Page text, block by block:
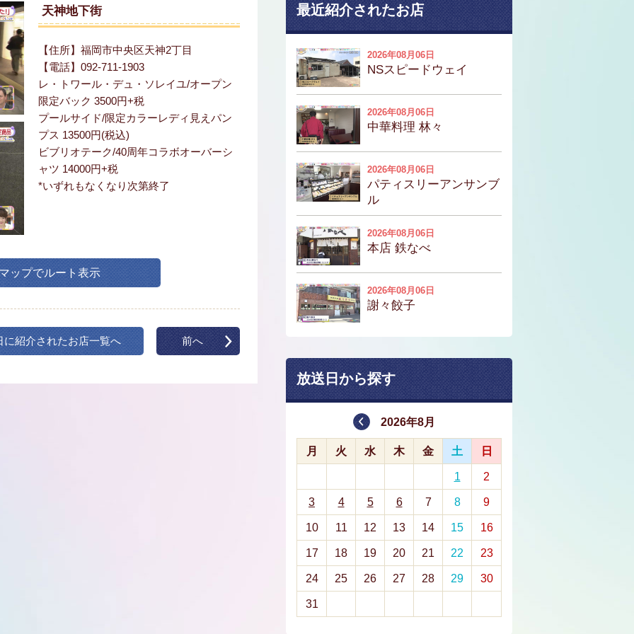
天神地下街
【住所】福岡市中央区天神2丁目
【電話】092-711-1903
レ・トワール・デュ・ソレイユ/オープン
限定バック 3500円+税
プールサイド/限定カラーレディ見えパン
プス 13500円(税込)
ビブリオテーク/40周年コラボオーバーシ
ャツ 14000円+税
*いずれもなくなり次第終了
ップでルート表示
に紹介されたお店一覧へ 前へ
最近紹介されたお店
2026年08月06日
NSスピードウェイ
2026年08月06日
中華料理 林々
2026年08月06日
パティスリーアンサンブ
ル
2026年08月06日
本店 鉄なべ
2026年08月06日
謝々餃子
放送日から探す
2026年8月
月 火 水 木 金 土 日
1 2
3 4 5 6 7 8 9
10 11 12 13 14 15 16
17 18 19 20 21 22 23
24 25 26 27 28 29 30
31